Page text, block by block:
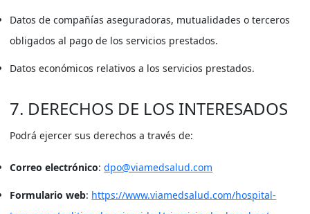
Datos de compañías aseguradoras, mutualidades o terceros
obligados al pago de los servicios prestados.
Datos económicos relativos a los servicios prestados.
7. DERECHOS DE LOS INTERESADOS
Podrá ejercer sus derechos a través de:
Correo electrónico:dpo@viamedsalud.com
Formulario web: https://www.viamedsalud.com/hospital-